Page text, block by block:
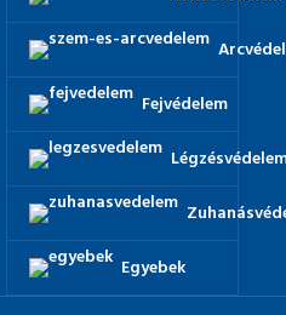
Fejvédelem
Egyebek